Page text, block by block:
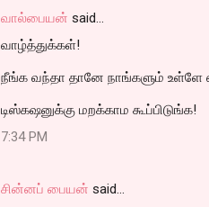
வால்பையன் said…
வாழ்த்துக்கள்!
நீங்க வந்தா தானே நாங்களும் உள்ளே
டிஸ்கஷனுக்கு மறக்காம கூப்பிடுங்க!
7:34 PM
சின்னப் பையன் said…